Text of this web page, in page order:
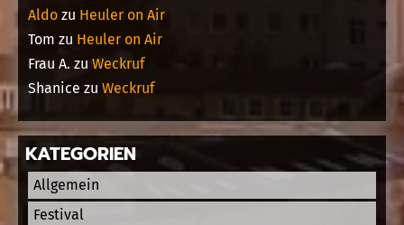
Aldo zu Heuler on Air
Tom zu Heuler on Air
Frau A. zu Weckruf
Shanice zu Weckruf
KATEGORIEN
Allgemein
Festival